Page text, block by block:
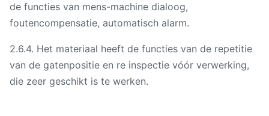
de functies van mens-machine dialoog,
foutencompensatie, automatisch alarm.
2.6.4. Het materiaal heeft de functies van de repetitie
van de gatenpositie en re inspectie vóór verwerking,
die zeer geschikt is te werken.